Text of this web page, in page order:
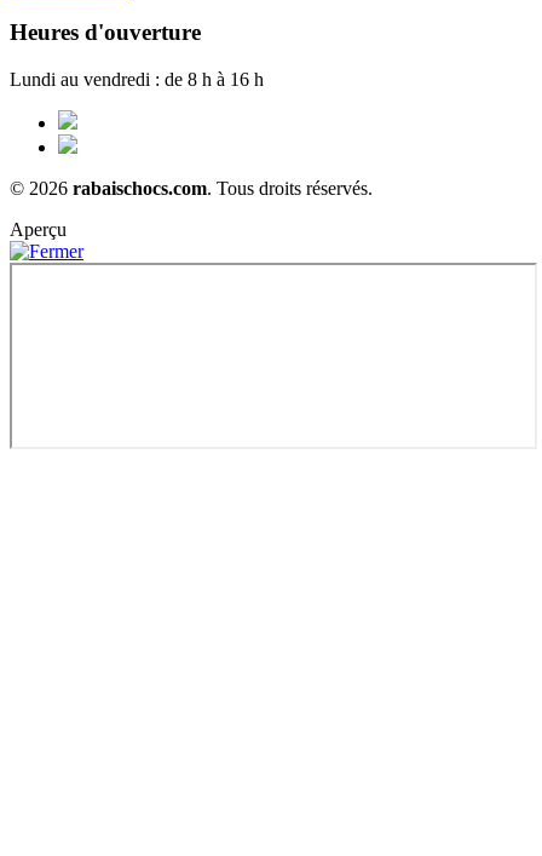
Heures d'ouverture
Lundi au vendredi : de 8 h à 16 h
© 2026 rabaischocs.com. Tous droits réservés.
Aperçu